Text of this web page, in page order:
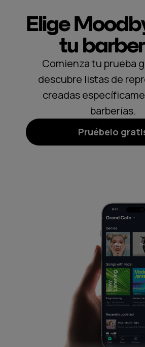
Elige
tu
Comienza tu prueba
descubre listas de
creadas
barberías.
Pruébelo